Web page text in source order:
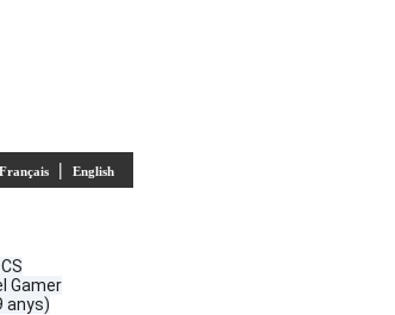
Français | English
Gamer
anys)